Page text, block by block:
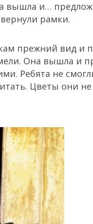
вышла и…
рамки.
прежний вид и
Она вышла и
Ребята не
Цветы они